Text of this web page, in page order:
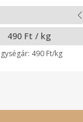
490 Ft / kg
490 Ft/kg